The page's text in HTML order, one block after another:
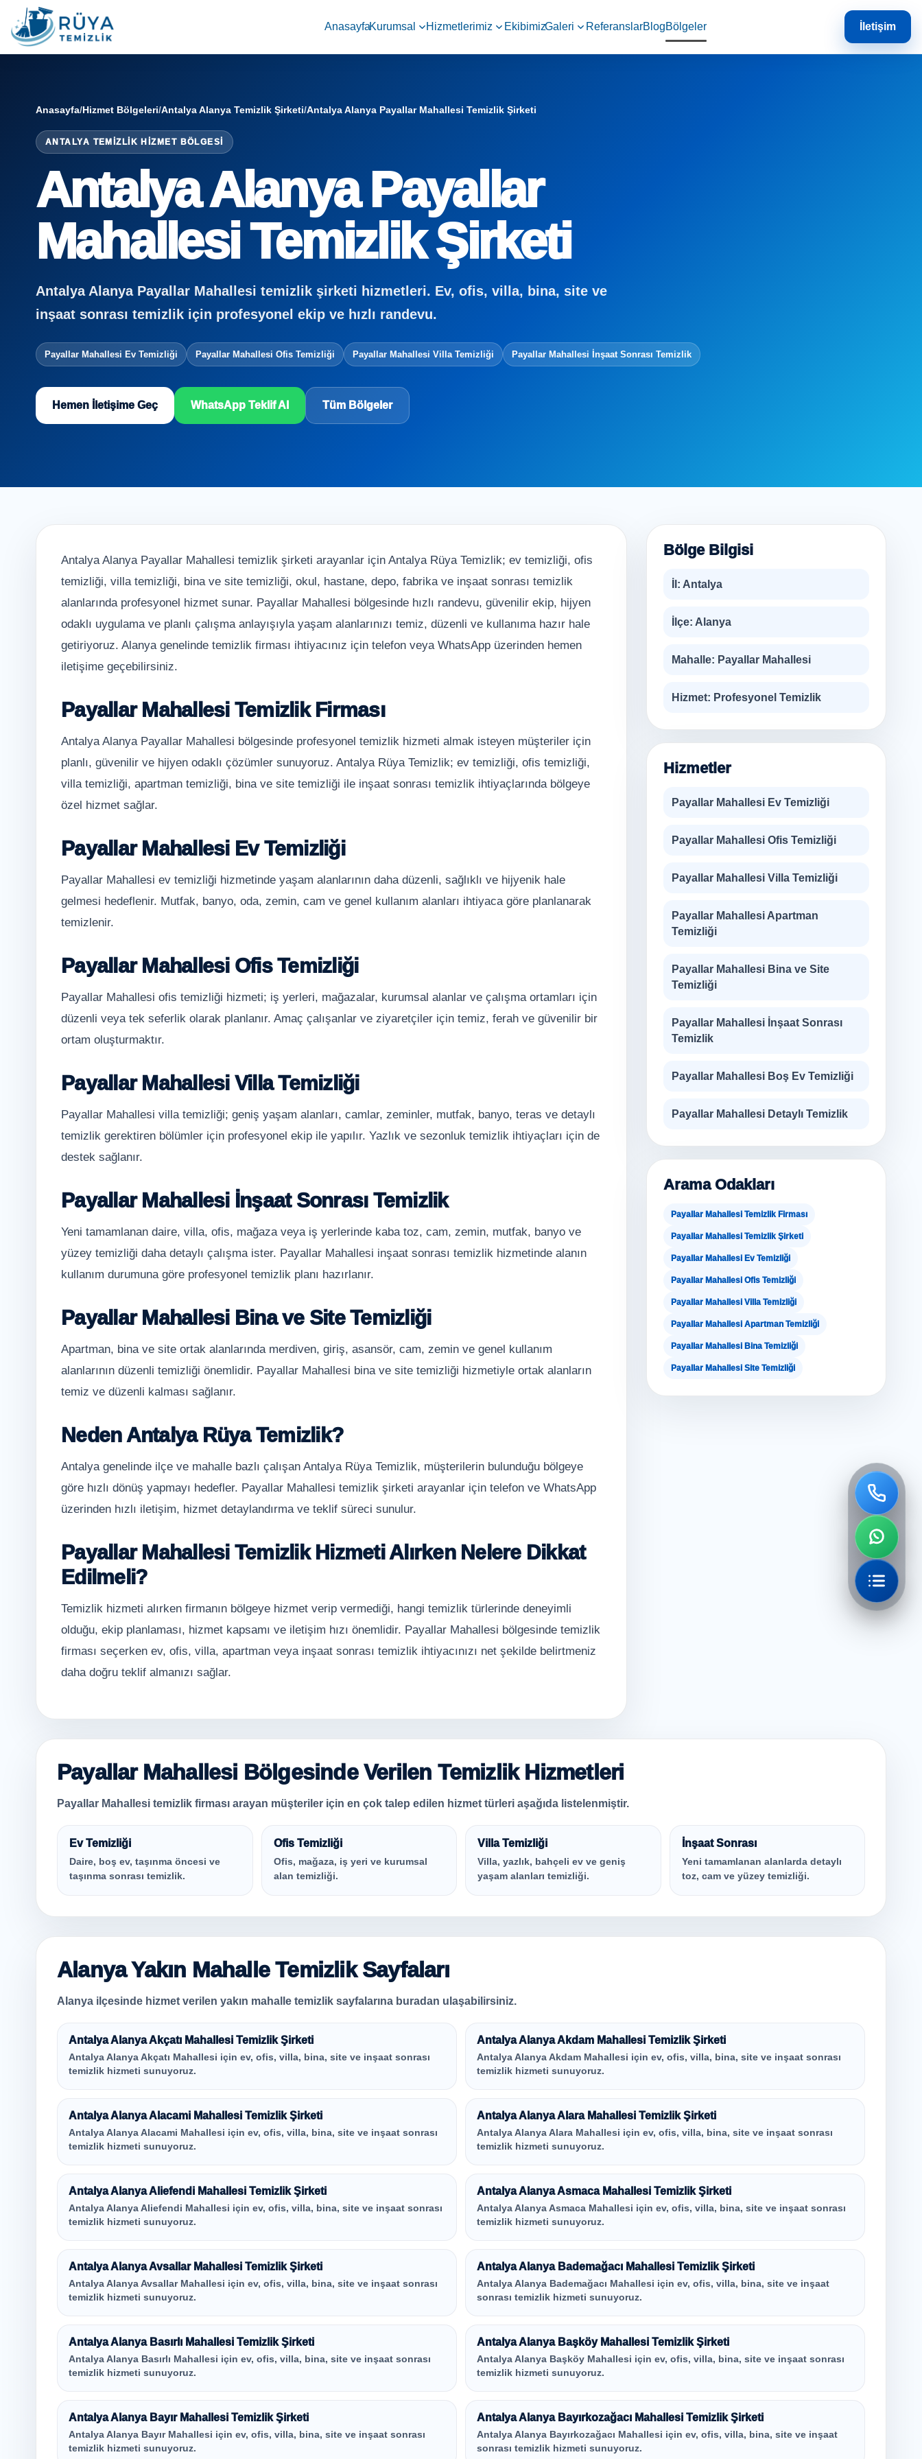
AnasayfaKurumsal Hizmetlerimiz EkibimizGaleri ReferanslarBlogBölgeler İletişim
Anasayfa/Hizmet Bölgeleri/Antalya Alanya Temizlik Şirketi/Antalya Alanya Payallar Mahallesi Temizlik Şirketi
ANTALYA TEMIZLIK HIZMET BÖLGESI
Antalya Alanya Payallar
Mahallesi Temizlik Şirketi
Antalya Alanya Payallar Mahallesi temizlik şirketi hizmetleri. Ev, ofis, villa, bina, site ve
inşaat sonrası temizlik için profesyonel ekip ve hızlı randevu.
Payallar Mahallesi Ev Temizliği Payallar Mahallesi Ofis Temizliği Payallar Mahallesi Villa Temizliği Payallar Mahallesi İnşaat Sonrası Temizlik
Hemen İletişime Geç WhatsApp Teklif Al Tüm Bölgeler
Antalya Alanya Payallar Mahallesi temizlik şirketi arayanlar için Antalya Rüya Temizlik; ev temizliği, ofis
temizliği, villa temizliği, bina ve site temizliği, okul, hastane, depo, fabrika ve inşaat sonrası temizlik
alanlarında profesyonel hizmet sunar. Payallar Mahallesi bölgesinde hızlı randevu, güvenilir ekip, hijyen
odaklı uygulama ve planlı çalışma anlayışıyla yaşam alanlarınızı temiz, düzenli ve kullanıma hazır hale
getiriyoruz. Alanya genelinde temizlik firması ihtiyacınız için telefon veya WhatsApp üzerinden hemen
iletişime geçebilirsiniz.
Payallar Mahallesi Temizlik Firması
Antalya Alanya Payallar Mahallesi bölgesinde profesyonel temizlik hizmeti almak isteyen müşteriler için
planlı, güvenilir ve hijyen odaklı çözümler sunuyoruz. Antalya Rüya Temizlik; ev temizliği, ofis temizliği,
villa temizliği, apartman temizliği, bina ve site temizliği ile inşaat sonrası temizlik ihtiyaçlarında bölgeye
özel hizmet sağlar.
Payallar Mahallesi Ev Temizliği
Payallar Mahallesi ev temizliği hizmetinde yaşam alanlarının daha düzenli, sağlıklı ve hijyenik hale
gelmesi hedeflenir. Mutfak, banyo, oda, zemin, cam ve genel kullanım alanları ihtiyaca göre planlanarak
temizlenir.
Payallar Mahallesi Ofis Temizliği
Payallar Mahallesi ofis temizliği hizmeti; iş yerleri, mağazalar, kurumsal alanlar ve çalışma ortamları için
düzenli veya tek seferlik olarak planlanır. Amaç çalışanlar ve ziyaretçiler için temiz, ferah ve güvenilir bir
ortam oluşturmaktır.
Payallar Mahallesi Villa Temizliği
Payallar Mahallesi villa temizliği; geniş yaşam alanları, camlar, zeminler, mutfak, banyo, teras ve detaylı
temizlik gerektiren bölümler için profesyonel ekip ile yapılır. Yazlık ve sezonluk temizlik ihtiyaçları için de
destek sağlanır.
Payallar Mahallesi İnşaat Sonrası Temizlik
Yeni tamamlanan daire, villa, ofis, mağaza veya iş yerlerinde kaba toz, cam, zemin, mutfak, banyo ve
yüzey temizliği daha detaylı çalışma ister. Payallar Mahallesi inşaat sonrası temizlik hizmetinde alanın
kullanım durumuna göre profesyonel temizlik planı hazırlanır.
Payallar Mahallesi Bina ve Site Temizliği
Apartman, bina ve site ortak alanlarında merdiven, giriş, asansör, cam, zemin ve genel kullanım
alanlarının düzenli temizliği önemlidir. Payallar Mahallesi bina ve site temizliği hizmetiyle ortak alanların
temiz ve düzenli kalması sağlanır.
Neden Antalya Rüya Temizlik?
Antalya genelinde ilçe ve mahalle bazlı çalışan Antalya Rüya Temizlik, müşterilerin bulunduğu bölgeye
göre hızlı dönüş yapmayı hedefler. Payallar Mahallesi temizlik şirketi arayanlar için telefon ve WhatsApp
üzerinden hızlı iletişim, hizmet detaylandırma ve teklif süreci sunulur.
Payallar Mahallesi Temizlik Hizmeti Alırken Nelere Dikkat
Edilmeli?
Temizlik hizmeti alırken firmanın bölgeye hizmet verip vermediği, hangi temizlik türlerinde deneyimli
olduğu, ekip planlaması, hizmet kapsamı ve iletişim hızı önemlidir. Payallar Mahallesi bölgesinde temizlik
firması seçerken ev, ofis, villa, apartman veya inşaat sonrası temizlik ihtiyacınızı net şekilde belirtmeniz
daha doğru teklif almanızı sağlar.
Bölge Bilgisi
İl: Antalya
İlçe: Alanya
Mahalle: Payallar Mahallesi
Hizmet: Profesyonel Temizlik
Hizmetler
Payallar Mahallesi Ev Temizliği
Payallar Mahallesi Ofis Temizliği
Payallar Mahallesi Villa Temizliği
Payallar Mahallesi Apartman
Temizliği
Payallar Mahallesi Bina ve Site
Temizliği
Payallar Mahallesi İnşaat Sonrası
Temizlik
Payallar Mahallesi Boş Ev Temizliği
Payallar Mahallesi Detaylı Temizlik
Arama Odakları
Payallar Mahallesi Temizlik Firması
Payallar Mahallesi Temizlik Şirketi
Payallar Mahallesi Ev Temizliği
Payallar Mahallesi Ofis Temizliği
Payallar Mahallesi Villa Temizliği
Payallar Mahallesi Apartman Temizliği
Payallar Mahallesi Bina Temizliği
Payallar Mahallesi Site Temizliği
Payallar Mahallesi Bölgesinde Verilen Temizlik Hizmetleri
Payallar Mahallesi temizlik firması arayan müşteriler için en çok talep edilen hizmet türleri aşağıda listelenmiştir.
Ev Temizliği
Daire, boş ev, taşınma öncesi ve
taşınma sonrası temizlik.
Ofis Temizliği
Ofis, mağaza, iş yeri ve kurumsal
alan temizliği.
Villa Temizliği
Villa, yazlık, bahçeli ev ve geniş
yaşam alanları temizliği.
İnşaat Sonrası
Yeni tamamlanan alanlarda detaylı
toz, cam ve yüzey temizliği.
Alanya Yakın Mahalle Temizlik Sayfaları
Alanya ilçesinde hizmet verilen yakın mahalle temizlik sayfalarına buradan ulaşabilirsiniz.
Antalya Alanya Akçatı Mahallesi Temizlik Şirketi
Antalya Alanya Akçatı Mahallesi için ev, ofis, villa, bina, site ve inşaat sonrası
temizlik hizmeti sunuyoruz.
Antalya Alanya Akdam Mahallesi Temizlik Şirketi
Antalya Alanya Akdam Mahallesi için ev, ofis, villa, bina, site ve inşaat sonrası
temizlik hizmeti sunuyoruz.
Antalya Alanya Alacami Mahallesi Temizlik Şirketi
Antalya Alanya Alacami Mahallesi için ev, ofis, villa, bina, site ve inşaat sonrası
temizlik hizmeti sunuyoruz.
Antalya Alanya Alara Mahallesi Temizlik Şirketi
Antalya Alanya Alara Mahallesi için ev, ofis, villa, bina, site ve inşaat sonrası
temizlik hizmeti sunuyoruz.
Antalya Alanya Aliefendi Mahallesi Temizlik Şirketi
Antalya Alanya Aliefendi Mahallesi için ev, ofis, villa, bina, site ve inşaat sonrası
temizlik hizmeti sunuyoruz.
Antalya Alanya Asmaca Mahallesi Temizlik Şirketi
Antalya Alanya Asmaca Mahallesi için ev, ofis, villa, bina, site ve inşaat sonrası
temizlik hizmeti sunuyoruz.
Antalya Alanya Avsallar Mahallesi Temizlik Şirketi
Antalya Alanya Avsallar Mahallesi için ev, ofis, villa, bina, site ve inşaat sonrası
temizlik hizmeti sunuyoruz.
Antalya Alanya Bademağacı Mahallesi Temizlik Şirketi
Antalya Alanya Bademağacı Mahallesi için ev, ofis, villa, bina, site ve inşaat
sonrası temizlik hizmeti sunuyoruz.
Antalya Alanya Basırlı Mahallesi Temizlik Şirketi
Antalya Alanya Basırlı Mahallesi için ev, ofis, villa, bina, site ve inşaat sonrası
temizlik hizmeti sunuyoruz.
Antalya Alanya Başköy Mahallesi Temizlik Şirketi
Antalya Alanya Başköy Mahallesi için ev, ofis, villa, bina, site ve inşaat sonrası
temizlik hizmeti sunuyoruz.
Antalya Alanya Bayır Mahallesi Temizlik Şirketi
Antalya Alanya Bayır Mahallesi için ev, ofis, villa, bina, site ve inşaat sonrası
temizlik hizmeti sunuyoruz.
Antalya Alanya Bayırkozağacı Mahallesi Temizlik Şirketi
Antalya Alanya Bayırkozağacı Mahallesi için ev, ofis, villa, bina, site ve inşaat
sonrası temizlik hizmeti sunuyoruz.